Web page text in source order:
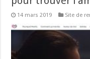
14 mars 2019 Site de